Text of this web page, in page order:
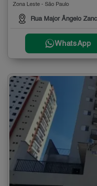
Zona Leste - São Paulo
Rua Major Ângelo
WhatsApp